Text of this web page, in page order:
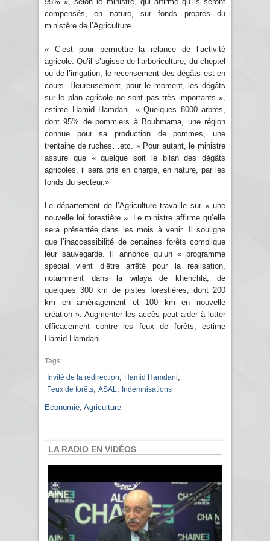
compensés, en nature, sur fonds propres du
ministère de l’Agriculture.
« C’est pour permettre la relance de l’activité
agricole. Qu’il s’agisse de l’arboriculture, du cheptel
ou de l’irrigation, le recensement des dégâts est en
cours. Heureusement, pour le moment, les dégâts
sur le plan agricole ne sont pas très importants »,
estime Hamid Hamdani. « Quelques 8000 arbres,
dont 95% de pommiers à Bouhmama, une région
connue pour sa production de pommes, une
trentaine de ruches…etc. » Pour autant, le ministre
assure que « quelque soit le bilan des dégâts
agricoles, il sera pris en charge, en nature, par les
fonds du secteur.»
Le département de l’Agriculture travaille sur « une
nouvelle loi forestière ». Le ministre affirme qu’elle
sera présentée dans les mois à venir. Il souligne
que l’inaccessibilité de certaines forêts complique
leur sauvegarde. Il annonce qu’un « programme
spécial vient d’être arrêté pour la réalisation,
notamment dans la wilaya de khenchla, de
quelques 300 km de pistes forestières, dont 200
km en aménagement et 100 km en nouvelle
création ». Augmenter les accès peut aider à lutter
efficacement contre les feux de forêts, estime
Hamid Hamdani.
Tags:
Invité de la redirection
Hamid Hamdani
Feux de forêts ASAL Indemnisations
Economie Agriculture
LA RADIO EN VIDÉOS